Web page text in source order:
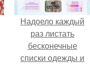
Надоело каждый
раз листать
бесконечные
списки одежды и